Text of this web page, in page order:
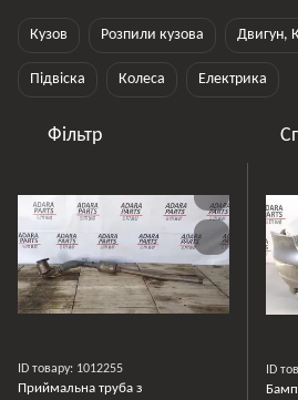
Кузов Розпили кузова Двигун,
Підвіска Колеса Електрика
Фільтр
ID товару: 1012255
Приймальна труба з
ID